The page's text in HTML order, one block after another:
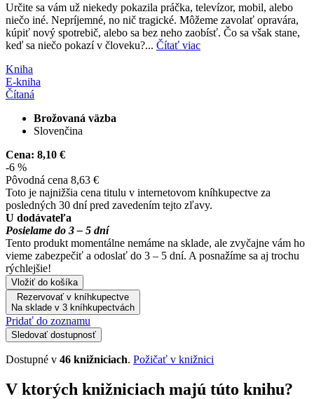
Určite sa vám už niekedy pokazila práčka, televízor, mobil, alebo
niečo iné. Nepríjemné, no nič tragické. Môžeme zavolať opravára,
kúpiť nový spotrebič, alebo sa bez neho zaobísť. Čo sa však stane,
keď sa niečo pokazí v človeku?... Čítať viac
Kniha
E-kniha
Čítaná
Brožovaná väzba
Slovenčina
Cena: 8,10 €
-6 %
Pôvodná cena 8,63 €
Toto je najnižšia cena titulu v internetovom kníhkupectve za
posledných 30 dní pred zavedením tejto zľavy.
U dodávateľa
Posielame do 3 – 5 dní
Tento produkt momentálne nemáme na sklade, ale zvyčajne vám ho
vieme zabezpečiť a odoslať do 3 – 5 dní. A posnažíme sa aj trochu
rýchlejšie!
Vložiť do košíka
Rezervovať v kníhkupectve
Na sklade v 3 kníhkupectvách
Pridať do zoznamu
Sledovať dostupnosť
Dostupné v 46 knižniciach. Požičať v knižnici
V ktorých knižniciach majú túto knihu?